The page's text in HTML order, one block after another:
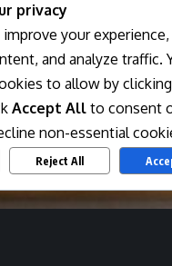
March 19, 2026 11:50 pm
privacy
your
and analyze traffic.
to allow by clicking
Accept All to consent
non-essential
Reject All